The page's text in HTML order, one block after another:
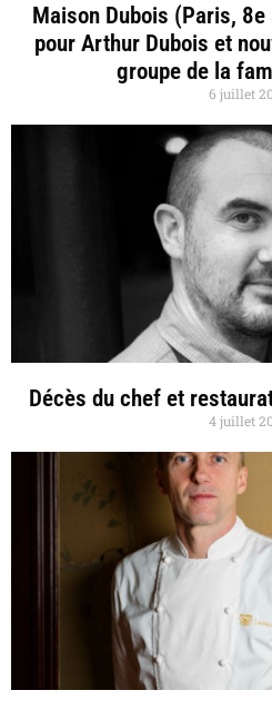
Maison Dubois (Paris,
pour Arthur Dubois et
groupe de la
6 juillet
Décès du chef et
4 juillet